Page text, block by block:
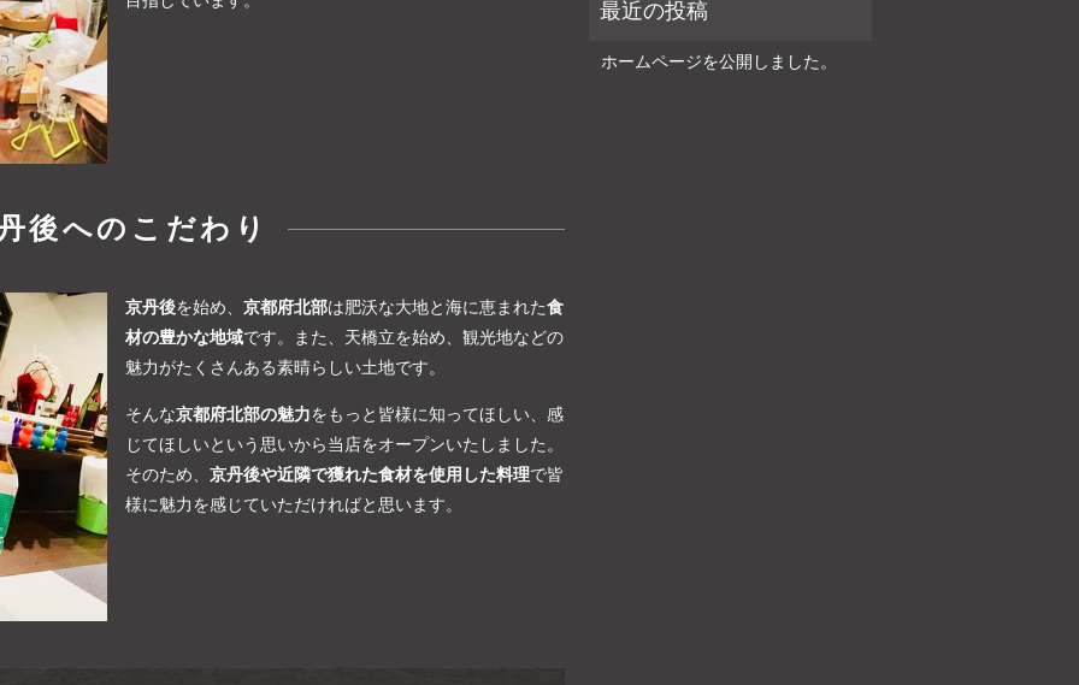
後へのこだわり
京丹後を始め、 京都府北部は肥沃な大地と海に恵まれた食
材の豊かな地域です。また、天橋立を始め、観光地などの
魅力がたくさんある素晴らしい土地です。
そんな京都府北部の魅力をもっと皆様に知ってほしい、感
じてほしいという思いから当店をオープンいたしました。
そのため、 京丹後や近隣で獲れた食材を使用した料理で皆
様に魅力を感じていただければと思います。
ホームページを公開しました。